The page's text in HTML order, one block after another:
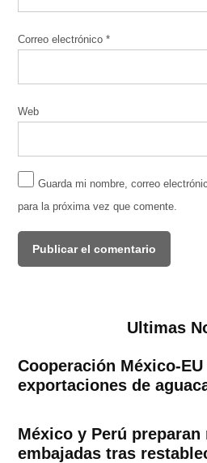
Correo electrónico*
Web
Guarda mi nombre, correo
para la próxima vez que comente.
Ultimas
Cooperación México-
exportaciones de
México y Perú preparan
embajadas tras